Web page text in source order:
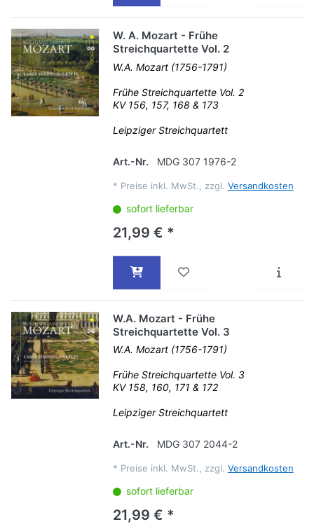
W. A. Mozart - Frühe
Streichquartette Vol. 2
W.A. Mozart (1756-1791)
Frühe Streichquartette Vol. 2
KV 156, 157, 168 & 173
Leipziger Streichquartett
Art.-Nr. MDG 307 1976-2
* Preise inkl. MwSt., zzgl. Versandkosten
sofort lieferbar
21,99 € *
W.A. Mozart - Frühe
Streichquartette Vol. 3
W.A. Mozart (1756-1791)
Frühe Streichquartette Vol. 3
KV 158, 160, 171 & 172
Leipziger Streichquartett
Art.-Nr. MDG 307 2044-2
* Preise inkl. MwSt., zzgl. Versandkosten
sofort lieferbar
21,99 € *